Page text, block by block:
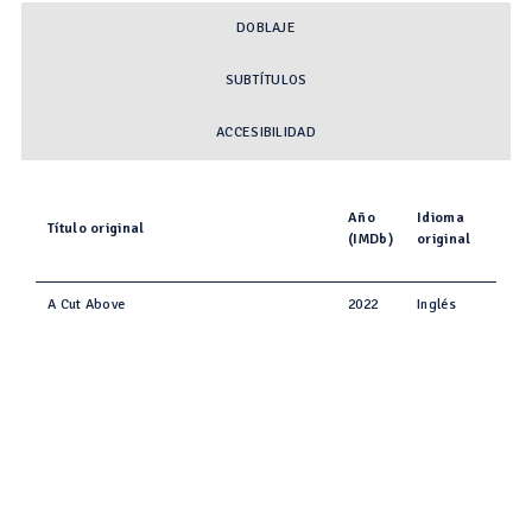
DOBLAJE
SUBTÍTULOS
ACCESIBILIDAD
Título original
Año
(IMDb)
Idioma
original
A Cut Above 2022 Inglés